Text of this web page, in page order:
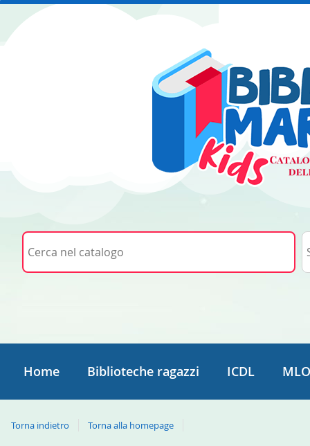
Cerca su "Cerca nel catalogo"
Home Biblioteche ragazzi ICDL
Torna indietro Torna alla homepage